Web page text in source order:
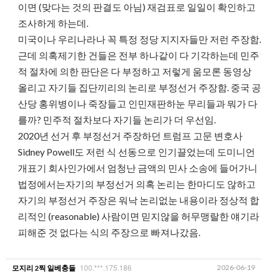
이면 (맞다는 것의 판결도 아님) 재검표로 일일이 확인하고
조사하게 하는데.
미국이나 우리나라나 꼭 특정 정당 지지자들만 저런 주장함.
근데 의혹제기한 건들은 전부 하나같이 다 기각하는데 민주
적 절차에 의한 판단은 다 부정하고 저렇게 움모론 동영상
올리고 자기들 집단끼리의 논리로 부정선거 주장함. 중국 공
산당 홍위병이나 죽장들고 인민재판하눈 무리들과 뭐가 다
를까? 민주적 절차보다 자기들 논리가 더 우선임.
2020년 선거 후 부정선거 주장하던 트럼프 고문 변호사
Sidney Powell도 저런 식 선동으로 인기끌었는데 도미니언
개표기 회사인가에서 엄청난 금액의 민사 소송에 들어가니
법정에서는자기의 부정선거 의혹 논리는 한마디도 않하고
자기의 부정선거 주장은 워낙 논리없눈 내용이라 정상적 합
리적인 (reasonable) 사람이면 믿지않을 허무맹랄한 얘기라
피해준 것 없다는 식의 주장으로 빠져나갔음.
모지리 2찍 일베충들 100.***.175.186 2026-06-19